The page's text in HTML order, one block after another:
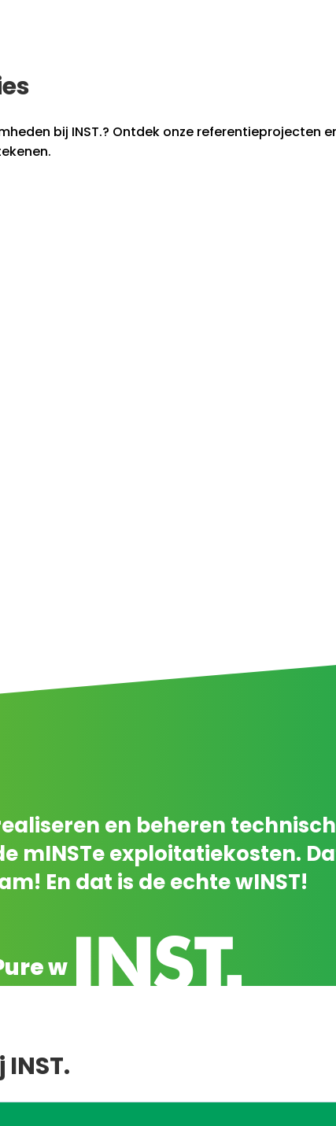
bij INST.? Ontdek onze referentieprojecten
en beheren
mINSTe exploitatiekosten.
En dat is de echte wINST!
w